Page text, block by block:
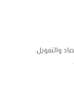
والتمويل.